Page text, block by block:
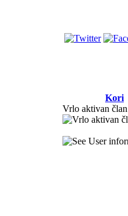
Kori
Vrlo aktivan član